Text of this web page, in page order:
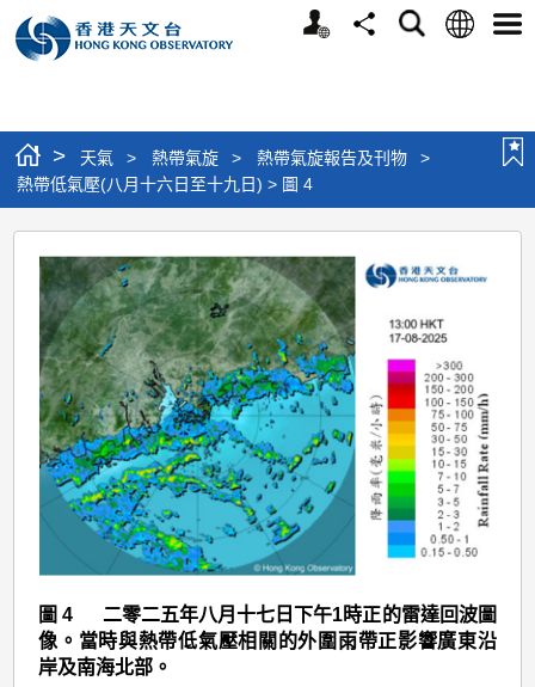
個
分
搜
語
選
> 天氣 > 熱帶氣旋 > 熱帶氣旋報告及刊物
>
熱帶低氣壓(八月十六日至十九日) > 圖 4
熱
帶
低
氣
壓
(八
月
日
至
十
圖 4 二零二五年八月十七日下午1時正的雷達回波圖
像。當時與熱帶低氣壓相關的外圍雨帶正影響廣東沿
岸及南海北部。